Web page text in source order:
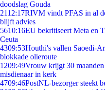
doodslag Gouda
2112:17RIVM vindt PFAS in al
blijft advies
5610:16EU bekritiseert Meta en
Ceuta
4309:53Houthi's vallen Saoedi-
blokkade olieroute
1209:49Vrouw krijgt 30
misdienaar in kerk
4709:46PostNL-bezorger steekt